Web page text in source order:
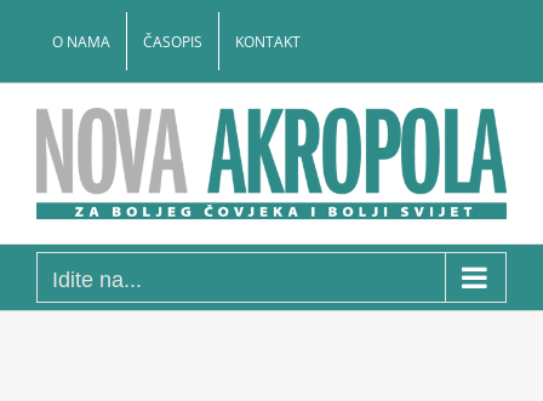
O NAMA ČASOPIS KONTAKT
Idite na...